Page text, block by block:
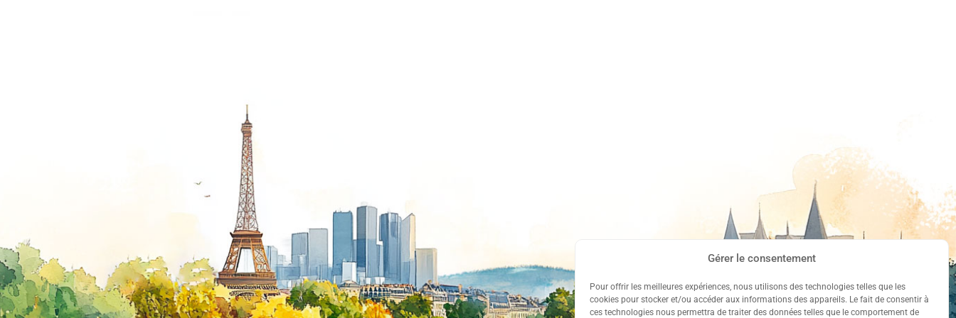
Gérer le consentement
Pour offrir les meilleures expériences, nous utilisons des technologies telles que les
cookies pour stocker et/ou accéder aux informations des appareils. Le fait de consentir à
ces technologies nous permettra de traiter des données telles que le comportement de